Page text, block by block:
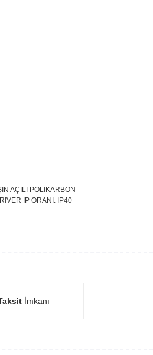
AÇILI POLİKARBON
IP ORANI: IP40
İmkanı